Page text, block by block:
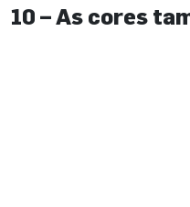
10 – As cores